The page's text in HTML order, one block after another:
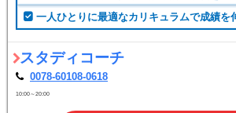
スタディコーチ
0078-60108-0618
10:00～20:00